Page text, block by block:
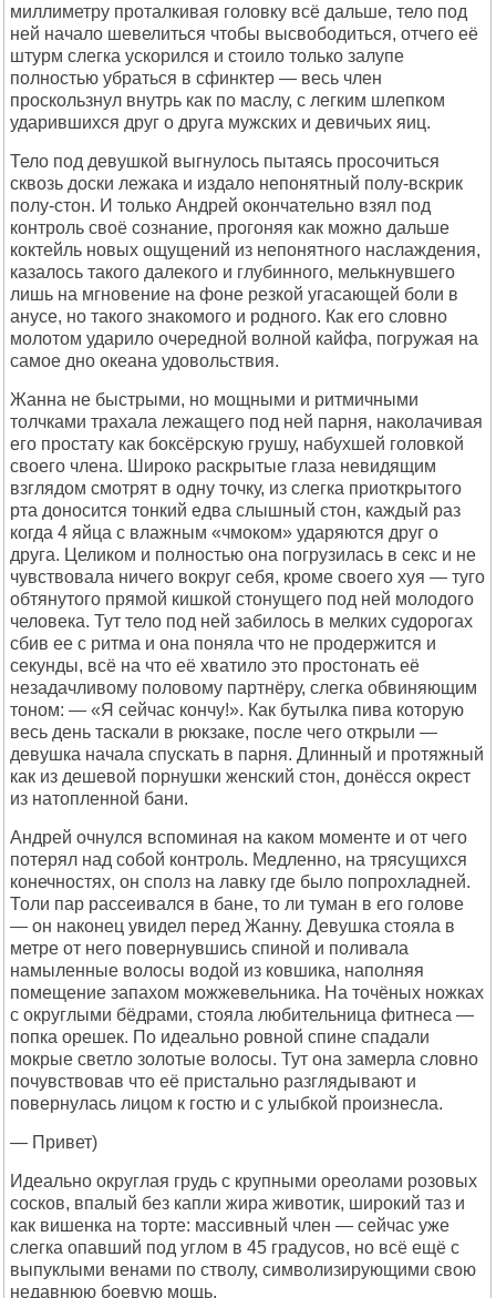
миллиметру проталкивая головку всё дальше, тело под
ней начало шевелиться чтобы высвободиться, отчего её
штурм слегка ускорился и стоило только залупе
полностью убраться в сфинктер — весь член
проскользнул внутрь как по маслу, с легким шлепком
ударившихся друг о друга мужских и девичьих яиц.
Тело под девушкой выгнулось пытаясь просочиться
сквозь доски лежака и издало непонятный полу-вскрик
полу-стон. И только Андрей окончательно взял под
контроль своё сознание, прогоняя как можно дальше
коктейль новых ощущений из непонятного наслаждения,
казалось такого далекого и глубинного, мелькнувшего
лишь на мгновение на фоне резкой угасающей боли в
анусе, но такого знакомого и родного. Как его словно
молотом ударило очередной волной кайфа, погружая на
самое дно океана удовольствия.
Жанна не быстрыми, но мощными и ритмичными
толчками трахала лежащего под ней парня, наколачивая
его простату как боксёрскую грушу, набухшей головкой
своего члена. Широко раскрытые глаза невидящим
взглядом смотрят в одну точку, из слегка приоткрытого
рта доносится тонкий едва слышный стон, каждый раз
когда 4 яйца с влажным «чмоком» ударяются друг о
друга. Целиком и полностью она погрузилась в секс и не
чувствовала ничего вокруг себя, кроме своего хуя — туго
обтянутого прямой кишкой стонущего под ней молодого
человека. Тут тело под ней забилось в мелких судорогах
сбив ее с ритма и она поняла что не продержится и
секунды, всё на что её хватило это простонать её
незадачливому половому партнёру, слегка обвиняющим
тоном: — «Я сейчас кончу!». Как бутылка пива которую
весь день таскали в рюкзаке, после чего открыли —
девушка начала спускать в парня. Длинный и протяжный
как из дешевой порнушки женский стон, донёсся окрест
из натопленной бани.
Андрей очнулся вспоминая на каком моменте и от чего
потерял над собой контроль. Медленно, на трясущихся
конечностях, он сполз на лавку где было попрохладней.
Толи пар рассеивался в бане, то ли туман в его голове
— он наконец увидел перед Жанну. Девушка стояла в
метре от него повернувшись спиной и поливала
намыленные волосы водой из ковшика, наполняя
помещение запахом можжевельника. На точёных ножках
с округлыми бёдрами, стояла любительница фитнеса —
попка орешек. По идеально ровной спине спадали
мокрые светло золотые волосы. Тут она замерла словно
почувствовав что её пристально разглядывают и
повернулась лицом к гостю и с улыбкой произнесла.
— Привет)
Идеально округлая грудь с крупными ореолами розовых
сосков, впалый без капли жира животик, широкий таз и
как вишенка на торте: массивный член — сейчас уже
слегка опавший под углом в 45 градусов, но всё ещё с
выпуклыми венами по стволу, символизирующими свою
недавнюю боевую мощь.